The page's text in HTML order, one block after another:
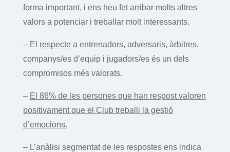
forma important, i ens heu fet arribar molts altres
valors a potenciar i treballar molt interessants.
– El respectea entrenadors, adversaris, àrbitres,
companys/es d’equip i jugadors/es és un dels
compromisos més valorats.
– El 86% de les persones que han respost valoren
positivament que el Club treballi la gestió
d’emocions.
– L’anàlisi segmentat de les respostes ens indica